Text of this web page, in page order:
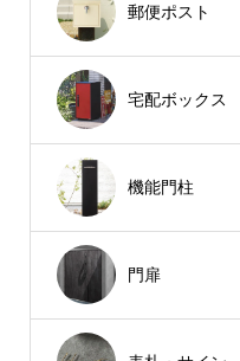
郵便ポスト
宅配ボックス
機能門柱
門扉